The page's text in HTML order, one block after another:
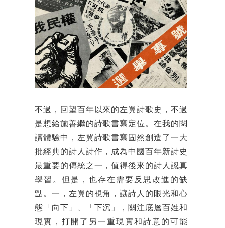
不過，回望百年以來的左翼詩歌史，不過
是想給施善繼的詩歌書寫定位。在我的閱
讀體驗中，左翼詩歌書寫固然創造了一大
批經典的詩人詩作，成為中國百年新詩史
最重要的傳統之一，值得後來的詩人認真
學習。但是，也存在需要反思改進的缺
點。一，左翼的視角，讓詩人的眼光和心
態「向下」、「下沉」，關注底層百姓和
現實，打開了另一重現實和詩意的可能